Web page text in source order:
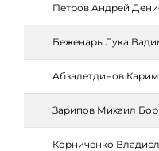
Петров Андрей
Беженарь Лука
Абзалетдинов
Зарипов Михаил
Корниченко